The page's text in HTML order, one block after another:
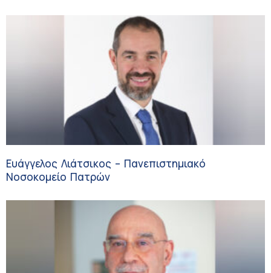
Ευάγγελος Λιάτσικος – Πανεπιστημιακό
Νοσοκομείο Πατρών